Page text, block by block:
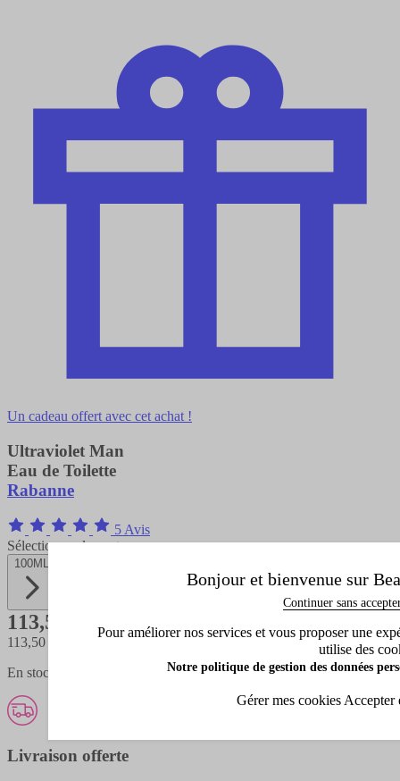
Un cadeau offert avec cet achat !
Ultraviolet Man
Eau de Toilette
Rabanne
5 Avis
Sélectionnez la contenance
100ML
113,50 €
113,50 €
/ 100 ML
En stock - expédié en 1 à 3 jours
Livraison offerte
Bonjour et bienvenue sur
Continuer sans
Pour améliorer nos services et vous proposer une
utilise des
Notre politique de gestion des données
Gérer mes cookies Accepter